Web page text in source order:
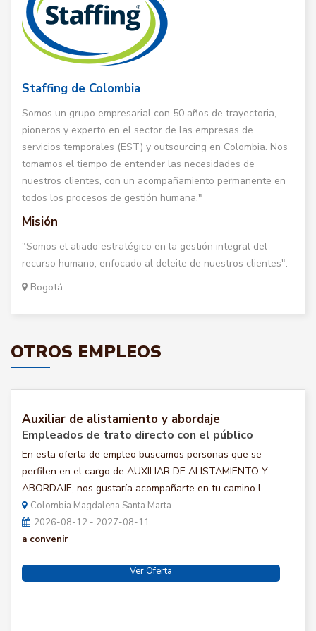
Staffing de Colombia
Somos un grupo empresarial con 50 años de trayectoria,
pioneros y experto en el sector de las empresas de
servicios temporales (EST) y outsourcing en Colombia. Nos
tomamos el tiempo de entender las necesidades de
nuestros clientes, con un acompañamiento permanente en
todos los procesos de gestión humana."
Misión
"Somos el aliado estratégico en la gestión integral del
recurso humano, enfocado al deleite de nuestros clientes".
Bogotá
OTROS EMPLEOS
Auxiliar de alistamiento y abordaje
Empleados de trato directo con el público
En esta oferta de empleo buscamos personas que se
perfilen en el cargo de AUXILIAR DE ALISTAMIENTO Y
ABORDAJE, nos gustaría acompañarte en tu camino l...
Colombia Magdalena Santa Marta
2026-08-12 - 2027-08-11
a convenir
Ver Oferta